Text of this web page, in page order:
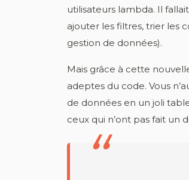
utilisateurs lambda. Il
ajouter les filtres, trier les
gestion de données).
Mais grâce à cette
adeptes du code. Vous
de données en un joli
ceux qui n’ont pas fait un